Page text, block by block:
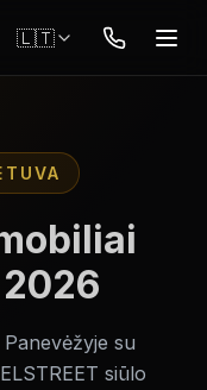
🇱🇹
su
siūlo